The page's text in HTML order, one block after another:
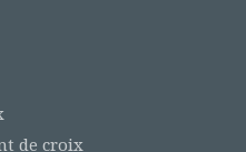
de croix